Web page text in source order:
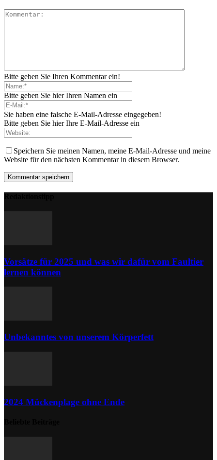
Bitte geben Sie Ihren Kommentar ein!
Bitte geben Sie hier Ihren Namen ein
Sie haben eine falsche E-Mail-Adresse eingegeben!
Bitte geben Sie hier Ihre E-Mail-Adresse ein
Speichern Sie meinen Namen, meine E-Mail-Adresse und meine
Website für den nächsten Kommentar in diesem Browser.
Vorsätze für 2025 und was wir dafür vom Faultier
lernen können
Unbekanntes von unserem Körperfett
2024 Mückenplage ohne Ende